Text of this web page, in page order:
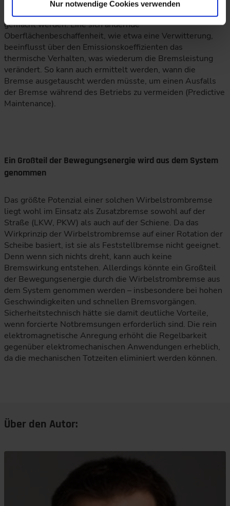
Nur notwendige Cookies verwenden
Arbeitsweise der Bremse nach mehreren Betriebsstunden
gemacht werden. Eine sich ändernde
Oberflächenbeschaffenheit, wie etwa eine Verwitterung,
beeinflusst über den Emissionskoeffizienten das
thermische Verhalten, was wiederum die Bremsleistung
verändert. So kann auch ermittelt werden, wann die
Bremse ausgetauscht werden müsste, um einen Ausfalls
der Bremse während des Betriebs zu vermeiden (Predictive
Maintenance).
Ein Großteil der Bewegungsenergie wird aus dem System
genommen
Das größte Potenzial einer solchen Wirbelstrombremse
liegt wohl im Einsatz als Zusatzbremse sowohl auf der
Straße (LKW, PKW) als auch auf der Schiene. Da das
Wirkprinzip der Wirbelstrombremse auf einer Rotation der
Scheibe basiert, ist sie als Feststellbremse nicht geeignet.
Denn wenn sich nichts dreht, kann auch keine
Bremswirkung entstehen. Allerdings könnte ein Großteil
der Bewegungsenergie durch die Wirbelstrombremse aus
dem System genommen werden – insbesondere bei hohen
Geschwindigkeiten und schnellen Bremsvorgängen.
Sicherheitstechnisch hätte sie damit deutliche Vorteile,
wenn forcierte Notbremsungen erforderlich sind. Die rein
elektromagnetische Anregung erhöht die Regelbarkeit
gegenüber elektromechanischen Anwendungen erheblich,
da die mechanischen Totzeiten eliminiert werden können.
Über den Autor: